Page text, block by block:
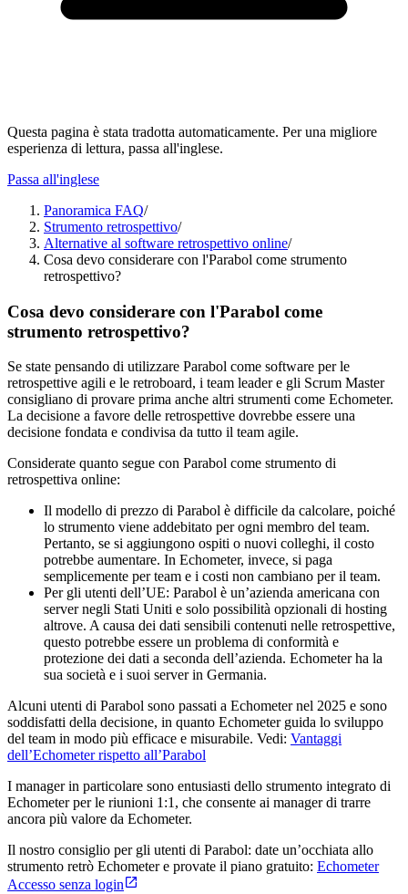
Questa pagina è stata tradotta automaticamente. Per una migliore
esperienza di lettura, passa all'inglese.
Passa all'inglese
Panoramica FAQ/
Strumento retrospettivo/
Alternative al software retrospettivo online/
Cosa devo considerare con l'Parabol come strumento
retrospettivo?
Cosa devo considerare con l'Parabol come
strumento retrospettivo?
Se state pensando di utilizzare Parabol come software per le
retrospettive agili e le retroboard, i team leader e gli Scrum Master
consigliano di provare prima anche altri strumenti come Echometer.
La decisione a favore delle retrospettive dovrebbe essere una
decisione fondata e condivisa da tutto il team agile.
Considerate quanto segue con Parabol come strumento di
retrospettiva online:
Il modello di prezzo di Parabol è difficile da calcolare, poiché
lo strumento viene addebitato per ogni membro del team.
Pertanto, se si aggiungono ospiti o nuovi colleghi, il costo
potrebbe aumentare. In Echometer, invece, si paga
semplicemente per team e i costi non cambiano per il team.
Per gli utenti dell’UE: Parabol è un’azienda americana con
server negli Stati Uniti e solo possibilità opzionali di hosting
altrove. A causa dei dati sensibili contenuti nelle retrospettive,
questo potrebbe essere un problema di conformità e
protezione dei dati a seconda dell’azienda. Echometer ha la
sua società e i suoi server in Germania.
Alcuni utenti di Parabol sono passati a Echometer nel 2025 e sono
soddisfatti della decisione, in quanto Echometer guida lo sviluppo
del team in modo più efficace e misurabile. Vedi: Vantaggi
dell’Echometer rispetto all’Parabol
I manager in particolare sono entusiasti dello strumento integrato di
Echometer per le riunioni 1:1, che consente ai manager di trarre
ancora più valore da Echometer.
Il nostro consiglio per gli utenti di Parabol: date un’occhiata allo
strumento retrò Echometer e provate il piano gratuito: Echometer
Accesso senza login